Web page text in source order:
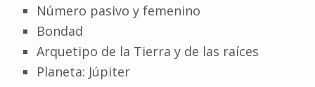
Número pasivo y femenino
Bondad
Arquetipo de la Tierra y de las raíces
Planeta: Júpiter